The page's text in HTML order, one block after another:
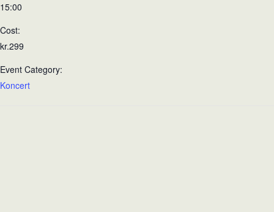
15:00
Cost:
kr.299
Event Category:
Koncert